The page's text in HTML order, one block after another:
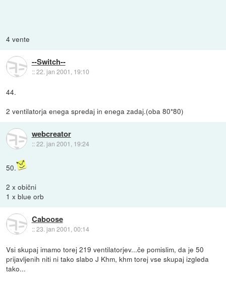
4 vente
--Switch--
::22. jan 2001, 19:10
44.
2 ventilatorja enega spredaj in enega zadaj.(oba 80*80)
webcreator
::22. jan 2001, 19:24
50.
2 x obični
1 x blue orb
Caboose
::23. jan 2001, 00:14
Vsi skupaj imamo torej 219 ventilatorjev...če pomislim, da je 50
prijavljenih niti ni tako slabo J Khm, khm torej vse skupaj izgleda
tako...